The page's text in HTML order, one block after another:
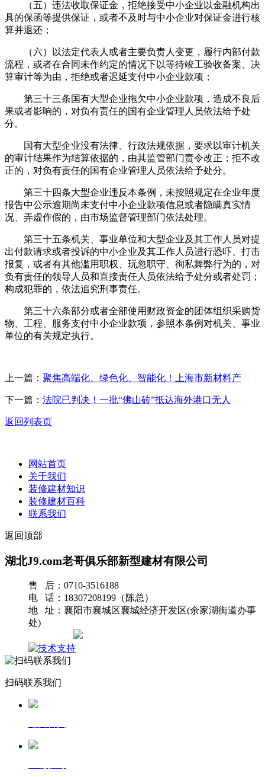
（五）违法收取保证金，拒绝接受中小企业以金融机构出
具的保函等提供保证，或者不及时与中小企业对保证金进行核
算并退还；
（六）以法定代表人或者主要负责人变更，履行内部付款
流程，或者在合同未作约定的情况下以等待竣工验收备案、决
算审计等为由，拒绝或者迟延支付中小企业款项；
第三十三条国有大型企业拖欠中小企业款项，造成不良后
果或者影响的，对负有责任的国有企业管理人员依法给予处
分。
国有大型企业没有法律、行政法规依据，要求以审计机关
的审计结果作为结算依据的，由其监管部门责令改正；拒不改
正的，对负有责任的国有企业管理人员依法给予处分。
第三十四条大型企业违反本条例，未按照规定在企业年度
报告中公示逾期尚未支付中小企业款项信息或者隐瞒真实情
况、弄虚作假的，由市场监督管理部门依法处理。
第三十五条机关、事业单位和大型企业及其工作人员对提
出付款请求或者投诉的中小企业及其工作人员进行恐吓、打击
报复，或者有其他滥用职权、玩忽职守、徇私舞弊行为的，对
负有责任的领导人员和直接责任人员依法给予处分或者处罚；
构成犯罪的，依法追究刑事责任。
第三十六条部分或者全部使用财政资金的团体组织采购货
物、工程、服务支付中小企业款项，参照本条例对机关、事业
单位的有关规定执行。
上一篇： 聚焦高端化、绿色化、智能化！上海市新材料产
下一篇： 法院已判决！一批“佛山砖”抵达海外港口无人
返回列表页
网站首页
关于我们
装修建材知识
装修建材百科
联系我们
返回顶部
湖北J9.com老哥俱乐部新型建材有限公司
售 后：0710-3516188
电 话：18307208199（陈总）
地 址：襄阳市襄城区襄城经济开发区(余家湖街道办事
处)
扫码联系我们